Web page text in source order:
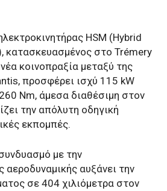
HSM (Hybrid
κατασκευασμένος στο Trémery
κοινοπραξία μεταξύ της
προσφέρει ισχύ 115 kW
Nm, άμεσα διαθέσιμη στον
την απόλυτη οδηγική
εκπομπές.
με την
αεροδυναμικής αυξάνει την
σε 404 χιλιόμετρα στον